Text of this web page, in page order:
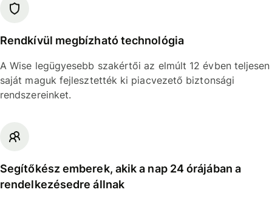
Rendkívül megbízható technológia
A Wise legügyesebb szakértői az elmúlt 12 évben teljesen
saját maguk fejlesztették ki piacvezető biztonsági
rendszereinket.
Segítőkész emberek, akik a nap 24 órájában a
rendelkezésedre állnak